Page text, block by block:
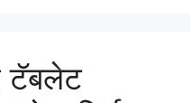
टॅबलेट